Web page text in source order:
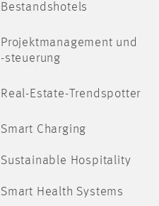
Bestandshotels
Projektmanagement und
-steuerung
Real-Estate-Trendspotter
Smart Charging
Sustainable Hospitality
Smart Health Systems